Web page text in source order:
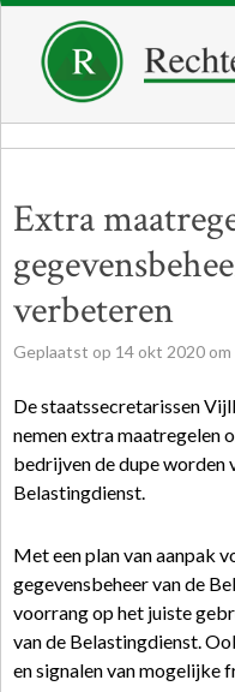
Extra
verbeteren
Geplaatst op 14 okt 2020 om
De staatssecretarissen
nemen extra maatregelen
bedrijven de dupe worden
Belastingdienst.
Met een plan van aanpak
gegevensbeheer van de
voorrang op het juiste
van de Belastingdienst.
en signalen van mogelijke